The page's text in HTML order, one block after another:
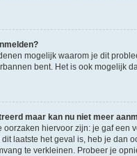
mogelijk waarom je dit
bent. Het is ook mogelijk
maar kan nu niet meer
oorzaken hiervoor zijn: je gaf
laatste het geval is, heb je dan
te verkleinen. Probeer je